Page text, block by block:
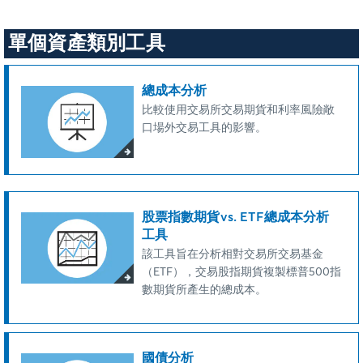
單個資產類別工具
總成本分析
比較使用交易所交易期貨和利率風險敞
口場外交易工具的影響。
股票指數期貨vs. ETF總成本分析
工具
該工具旨在分析相對交易所交易基金
（ETF），交易股指期貨複製標普500指
數期貨所產生的總成本。
國債分析